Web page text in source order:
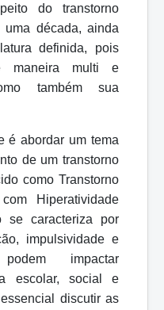
do transtorno
década, ainda
definida, pois
maneira multi e
também sua
é abordar um tema
de um transtorno
como Transtorno
Hiperatividade
se caracteriza por
impulsividade e
impactar
escolar, social e
discutir as